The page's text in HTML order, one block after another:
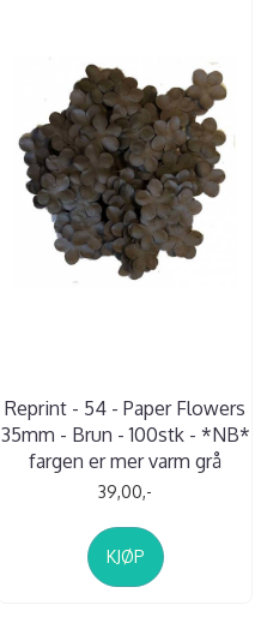
Reprint - 54 - Paper Flowers
35mm - Brun - 100stk - *NB*
fargen er mer varm grå
39,00,-
KJØP